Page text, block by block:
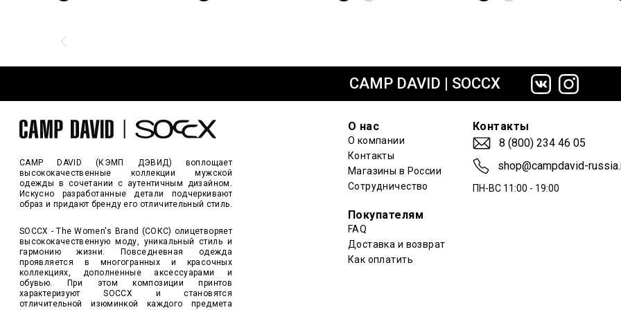
CAMP DAVID | SOCCX
CAMP DAVID (КЭМП ДЭВИД) воплощает
высококачественные коллекции мужской
одежды в сочетании с аутентичным дизайном.
Искусно разработанные детали подчеркивают
образ и придают бренду его отличительный стиль.
SOCCX - The Women's Brand (СОКС) олицетворяет
высококачественную моду, уникальный стиль и
гармонию жизни. Повседневная одежда
проявляется в многогранных и красочных
коллекциях, дополненные аксессуарами и
обувью. При этом композиции принтов
характеризуют SOCCX и становятся
отличительной изюминкой каждого предмета
О нас
О компании
Контакты
Магазины в России
Сотрудничество
Покупателям
FAQ
Доставка и возврат
Как оплатить
Контакты
8 (800) 234 46 05
shop@campdavid-
ПН-ВС 11:00 - 19:00